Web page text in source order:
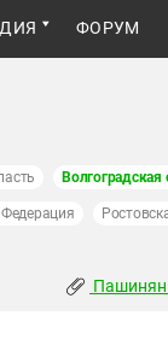
ФОРУМ
Волгоградская
Федерация
Пашинян